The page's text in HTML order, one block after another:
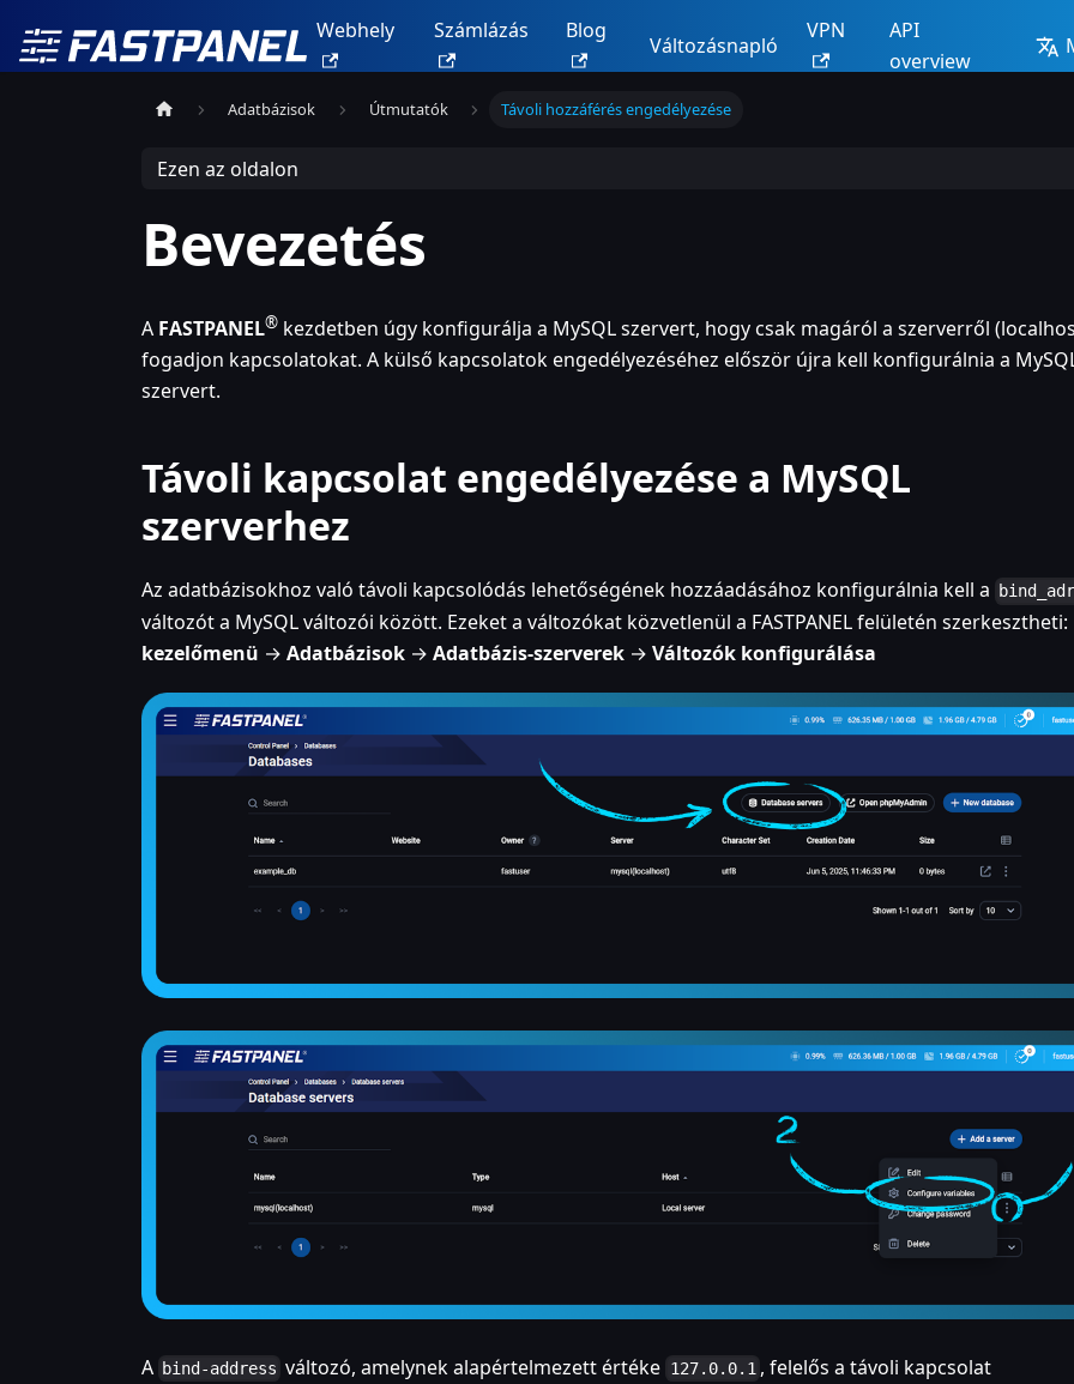
Webhely Számlázás Blog
Változásnapló
VPN
API
overview
Adatbázisok Útmutatók Távoli hozzáférés engedélyezése
Ezen az oldalon
Bevezetés
A FASTPANEL® kezdetben úgy konfigurálja a MySQL szervert, hogy csak magáról a szerverről
fogadjon kapcsolatokat. A külső kapcsolatok engedélyezéséhez először újra kell konfigurálnia a
szervert.
Távoli kapcsolat engedélyezése a MySQL
szerverhez
Az adatbázisokhoz való távoli kapcsolódás lehetőségének hozzáadásához konfigurálnia kell a
változót a MySQL változói között. Ezeket a változókat közvetlenül a FASTPANEL felületén szerkesztheti:
kezelőmenü → Adatbázisok → Adatbázis-szerverek → Változók konfigurálása
A bind-address változó, amelynek alapértelmezett értéke 127.0.0.1 , felelős a távoli kapcsolat